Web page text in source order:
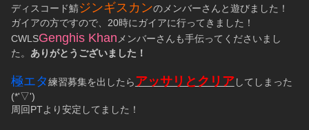
ディスコード鯖ジンギスカンのメンバーさんと遊びました！
ガイアの方ですので、20時にガイアに行ってきました！
CWLSGenghis Khan メンバーさんも手伝ってくださいまし
た。 ありがとうございました！
極エタ練習募集を出したらアッサリとクリア してしまった
(*'▽')
周回PTより安定してました！